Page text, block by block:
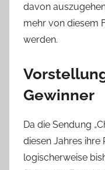
davon
mehr von diesem
werden.
Gewinner
Da die Sendung
diesen Jahres ihre
logischerweise